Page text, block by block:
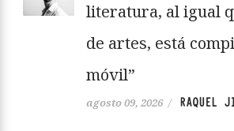
literatura, al igual
de artes, está
móvil”
agosto 09, 2026 / RAQUEL